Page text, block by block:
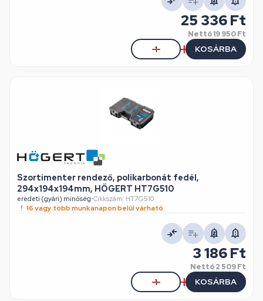
25 336 Ft
Nettó19 950 Ft
KOSÁRBA
Szortimenter rendező, polikarbonát fedél,
294x194x194mm, HÖGERT HT7G510
eredeti (gyári) minőség•Cikkszám: HT7G510
16 vagy több munkanapon belül várható
3 186 Ft
Nettó2 509 Ft
KOSÁRBA